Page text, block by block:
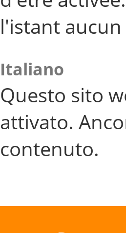
l'istant
Italiano
Questo sito
attivato.
contenuto.